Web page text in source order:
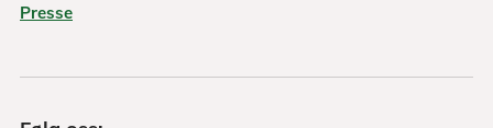
Presse